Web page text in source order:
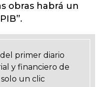
obras habrá un
primer diario
y financiero de
un clic